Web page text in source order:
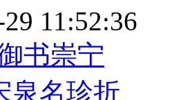
11:52:36